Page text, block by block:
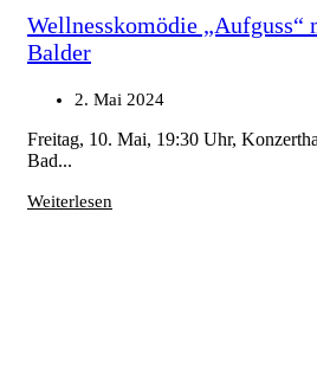
Wellnesskomödie „Aufguss“
Balder
2. Mai 2024
Freitag, 10. Mai, 19:30 Uhr,
Bad...
Weiterlesen